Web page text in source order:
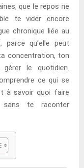
que le repos ne
te vider encore
chronique liée au
qu’elle peut
concentration, ton
le quotidien.
ce qui se
à savoir quoi faire
sans te raconter